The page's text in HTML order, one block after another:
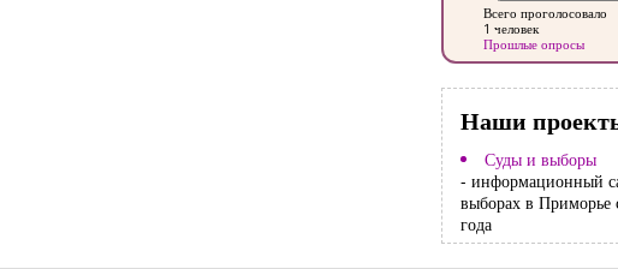
Всего проголосовало
1 человек
Прошлые опросы
Наши
Суды и выборы
- информационный
выборах в Приморье
года